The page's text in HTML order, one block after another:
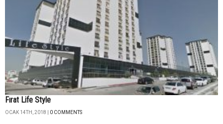
Fırat Life Style
OCAK 14TH, 2018 | 0 COMMENTS